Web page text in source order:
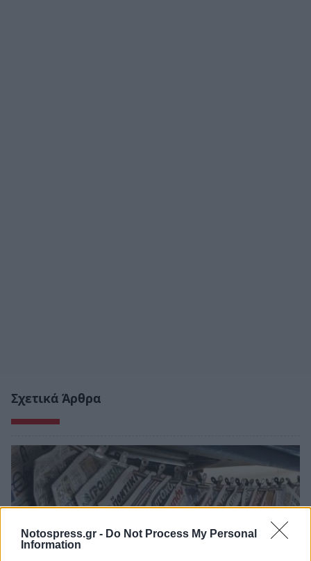
Notospress.gr - Do Not Process My Personal
Information
Σχετικά Άρθρα